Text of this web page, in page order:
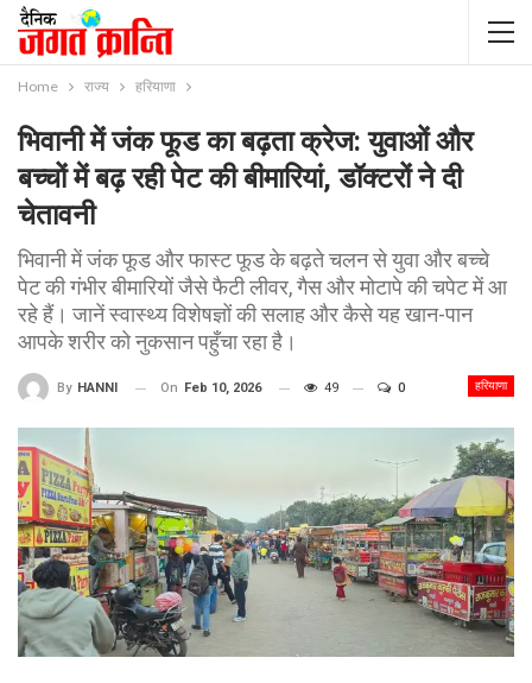
Home राज्य हरियाणा
भिवानी में जंक फूड का बढ़ता क्रेज: युवाओं और
बच्चों में बढ़ रही पेट की बीमारियां, डॉक्टरों ने दी
चेतावनी
भिवानी में जंक फूड और फास्ट फूड के बढ़ते चलन से युवा और बच्चे
पेट की गंभीर बीमारियों जैसे फैटी लीवर, गैस और मोटापे की चपेट में आ
रहे हैं। जानें स्वास्थ्य विशेषज्ञों की सलाह और कैसे यह खान-पान
आपके शरीर को नुकसान पहुँचा रहा है।
हरियाणा
By HANNI On Feb 10, 2026 49 0